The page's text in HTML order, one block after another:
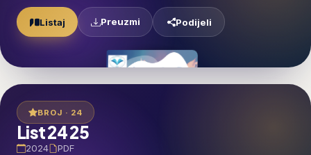
Listaj Preuzmi Podijeli
BROJ · 24
List 24 25
2024 PDF